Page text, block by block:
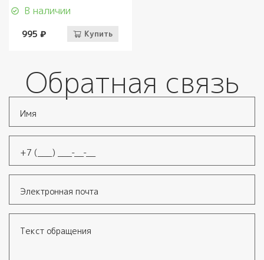
В наличии
995 ₽ Купить
Обратная связь